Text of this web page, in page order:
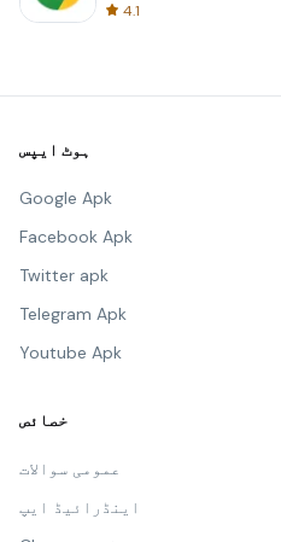
4.1
ہوٹ ایپس
Google Apk
Facebook Apk
Twitter apk
Telegram Apk
Youtube Apk
خصائص
عمومی سوالات
اینڈرائیڈ ایپ